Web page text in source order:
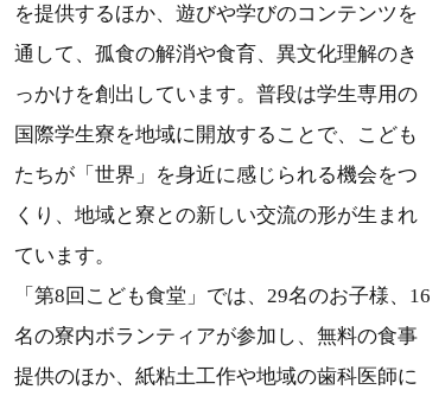
を提供するほか、遊びや学びのコンテンツを
通して、孤食の解消や食育、異文化理解のき
っかけを創出しています。普段は学生専用の
国際学生寮を地域に開放することで、こども
たちが「世界」を身近に感じられる機会をつ
くり、地域と寮との新しい交流の形が生まれ
ています。
「第8回こども食堂」では、29名のお子様、16
名の寮内ボランティアが参加し、無料の食事
提供のほか、紙粘土工作や地域の歯科医師に